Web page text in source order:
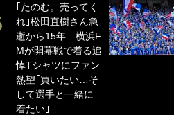
｢たのむ。売ってく
れ｣松田直樹さん急
逝から15年…横浜F
Mが開幕戦で着る追
悼Tシャツにファン
熱望｢買いたい…そ
して選手と一緒に
着たい｣